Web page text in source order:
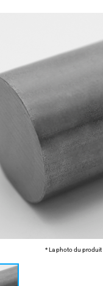
* La photo du produit